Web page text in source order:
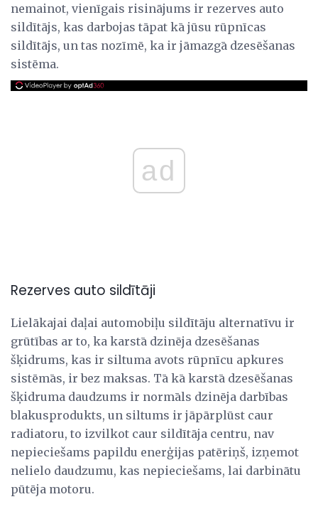
nemainot, vienīgais risinājums ir rezerves auto
sildītājs, kas darbojas tāpat kā jūsu rūpnīcas
sildītājs, un tas nozīmē, ka ir jāmazgā dzesēšanas
sistēma.
ad
Rezerves auto sildītāji
Lielākajai daļai automobiļu sildītāju alternatīvu ir
grūtības ar to, ka karstā dzinēja dzesēšanas
šķidrums, kas ir siltuma avots rūpnīcu apkures
sistēmās, ir bez maksas. Tā kā karstā dzesēšanas
šķidruma daudzums ir normāls dzinēja darbības
blakusprodukts, un siltums ir jāpārplūst caur
radiatoru, to izvilkot caur sildītāja centru, nav
nepieciešams papildu enerģijas patēriņš, izņemot
nelielo daudzumu, kas nepieciešams, lai darbinātu
pūtēja motoru.